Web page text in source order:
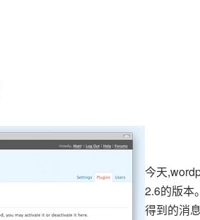
今天
2.6的版本
得到的消